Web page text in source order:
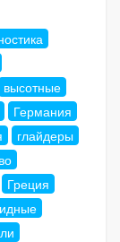
высотные
Германия
глайдеры
Греция